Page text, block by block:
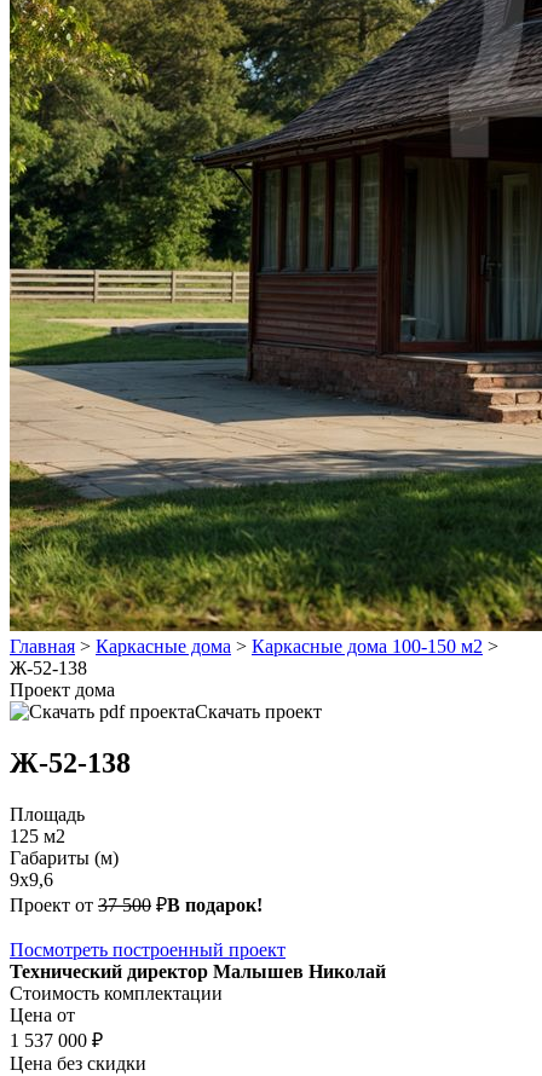
Главная > Каркасные дома > Каркасные дома 100-150 м2 >
Ж-52-138
Проект дома
Скачать проект
Ж-52-138
Площадь
125 м2
Габариты (м)
9x9,6
Проект от 37 500 ₽В подарок!
Посмотреть построенный проект
Технический директор Малышев Николай
Стоимость комплектации
Цена от
1 537 000 ₽
Цена без скидки